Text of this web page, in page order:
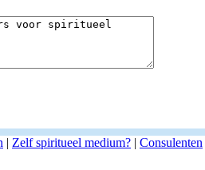
| Zelf spiritueel medium? | Consulenten